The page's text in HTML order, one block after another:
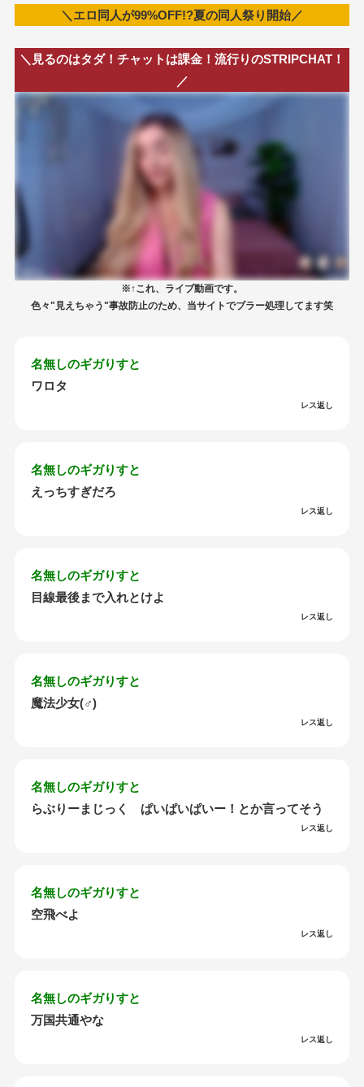
＼エロ同人が99%OFF!?夏の同人祭り開始／
＼見るのはタダ！チャットは課金！流行りのSTRIPCHAT！
／
※↑これ、ライブ動画です。
色々"見えちゃう"事故防止のため、当サイトでブラー処理してます笑
名無しのギガりすと
ワロタ
レス返し
名無しのギガりすと
えっちすぎだろ
レス返し
名無しのギガりすと
目線最後まで入れとけよ
レス返し
名無しのギガりすと
魔法少女(♂)
レス返し
名無しのギガりすと
らぶりーまじっく ぱいぱいぱいー！とか言ってそう
レス返し
名無しのギガりすと
空飛べよ
レス返し
名無しのギガりすと
万国共通やな
レス返し